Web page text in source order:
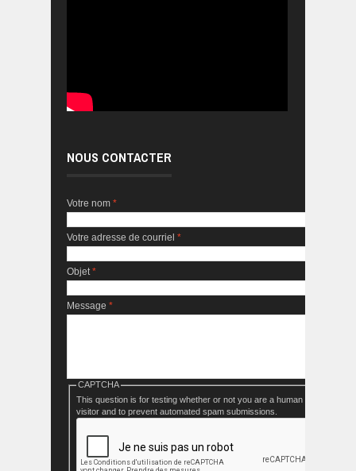
NOUS CONTACTER
Votre nom *
Votre adresse de courriel *
Objet*
Message *
CAPTCHA
This question is for testing whether or not you are a human
visitor and to prevent automated spam submissions.